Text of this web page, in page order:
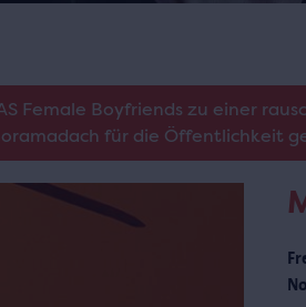
Female Boyfriends zu einer
für die Öffentlichkeit